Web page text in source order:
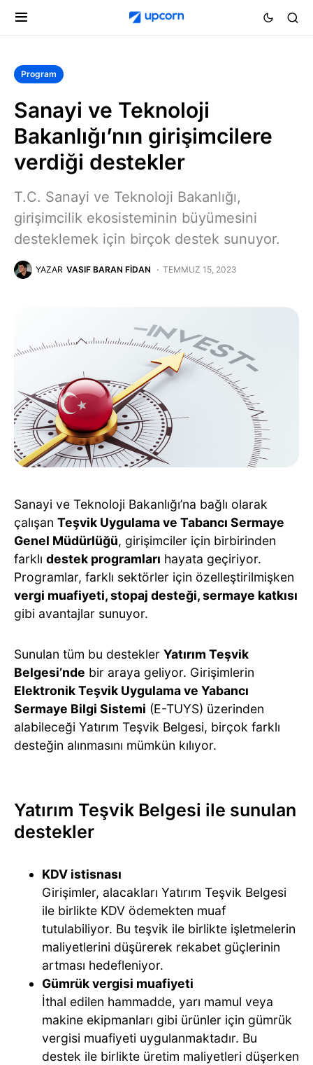
Program
Sanayi ve Teknoloji
Bakanlığı’nın girişimcilere
verdiği destekler
T.C. Sanayi ve Teknoloji Bakanlığı,
girişimcilik ekosisteminin büyümesini
desteklemek için birçok destek sunuyor.
YAZAR VASIF BARAN FIDAN TEMMUZ 15, 2023
Sanayi ve Teknoloji Bakanlığı’na bağlı olarak
çalışan Teşvik Uygulama ve Tabancı Sermaye
Genel Müdürlüğü, girişimciler için birbirinden
farklı destek programları hayata geçiriyor.
Programlar, farklı sektörler için özelleştirilmişken
vergi muafiyeti, stopaj desteği, sermaye katkısı
gibi avantajlar sunuyor.
Sunulan tüm bu destekler Yatırım Teşvik
Belgesi’nde bir araya geliyor. Girişimlerin
Elektronik Teşvik Uygulama ve Yabancı
Sermaye Bilgi Sistemi (E-TUYS) üzerinden
alabileceği Yatırım Teşvik Belgesi, birçok farklı
desteğin alınmasını mümkün kılıyor.
Yatırım Teşvik Belgesi ile sunulan
destekler
KDV istisnası
Girişimler, alacakları Yatırım Teşvik Belgesi
ile birlikte KDV ödemekten muaf
tutulabiliyor. Bu teşvik ile birlikte işletmelerin
maliyetlerini düşürerek rekabet güçlerinin
artması hedefleniyor.
Gümrük vergisi muafiyeti
İthal edilen hammadde, yarı mamul veya
makine ekipmanları gibi ürünler için gümrük
vergisi muafiyeti uygulanmaktadır. Bu
destek ile birlikte üretim maliyetleri düşerken